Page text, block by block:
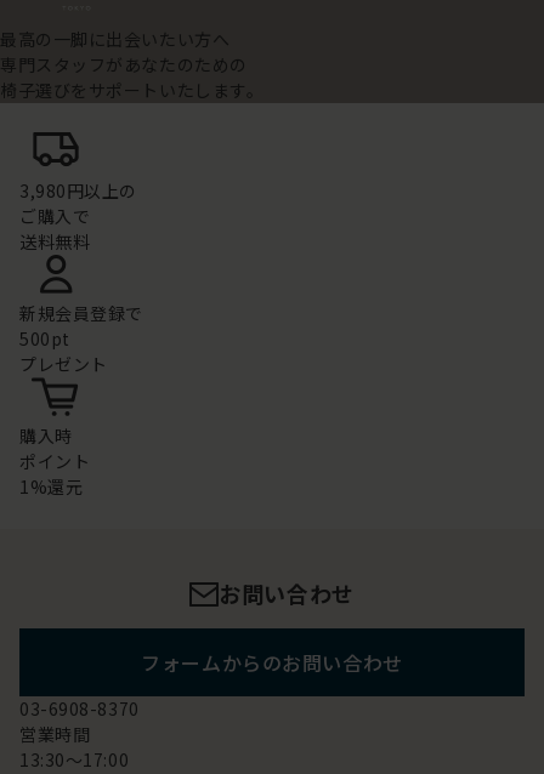
最高の一脚に出会いたい方へ
専門スタッフがあなたのための
椅子選びをサポートいたします。
3,980円以上の
ご購入で
送料無料
新規会員登録で
500pt
プレゼント
購入時
ポイント
1%還元
お問い合わせ
フォームからのお問い合わせ
03-6908-8370
営業時間
13:30～17:00